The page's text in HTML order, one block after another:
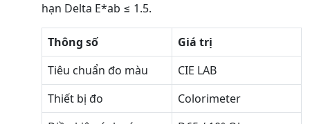
hạn Delta E*ab ≤ 1.5.
Thông số
Giá trị
Tiêu chuẩn đo màu
CIE LAB
Thiết bị đo
Colorimeter